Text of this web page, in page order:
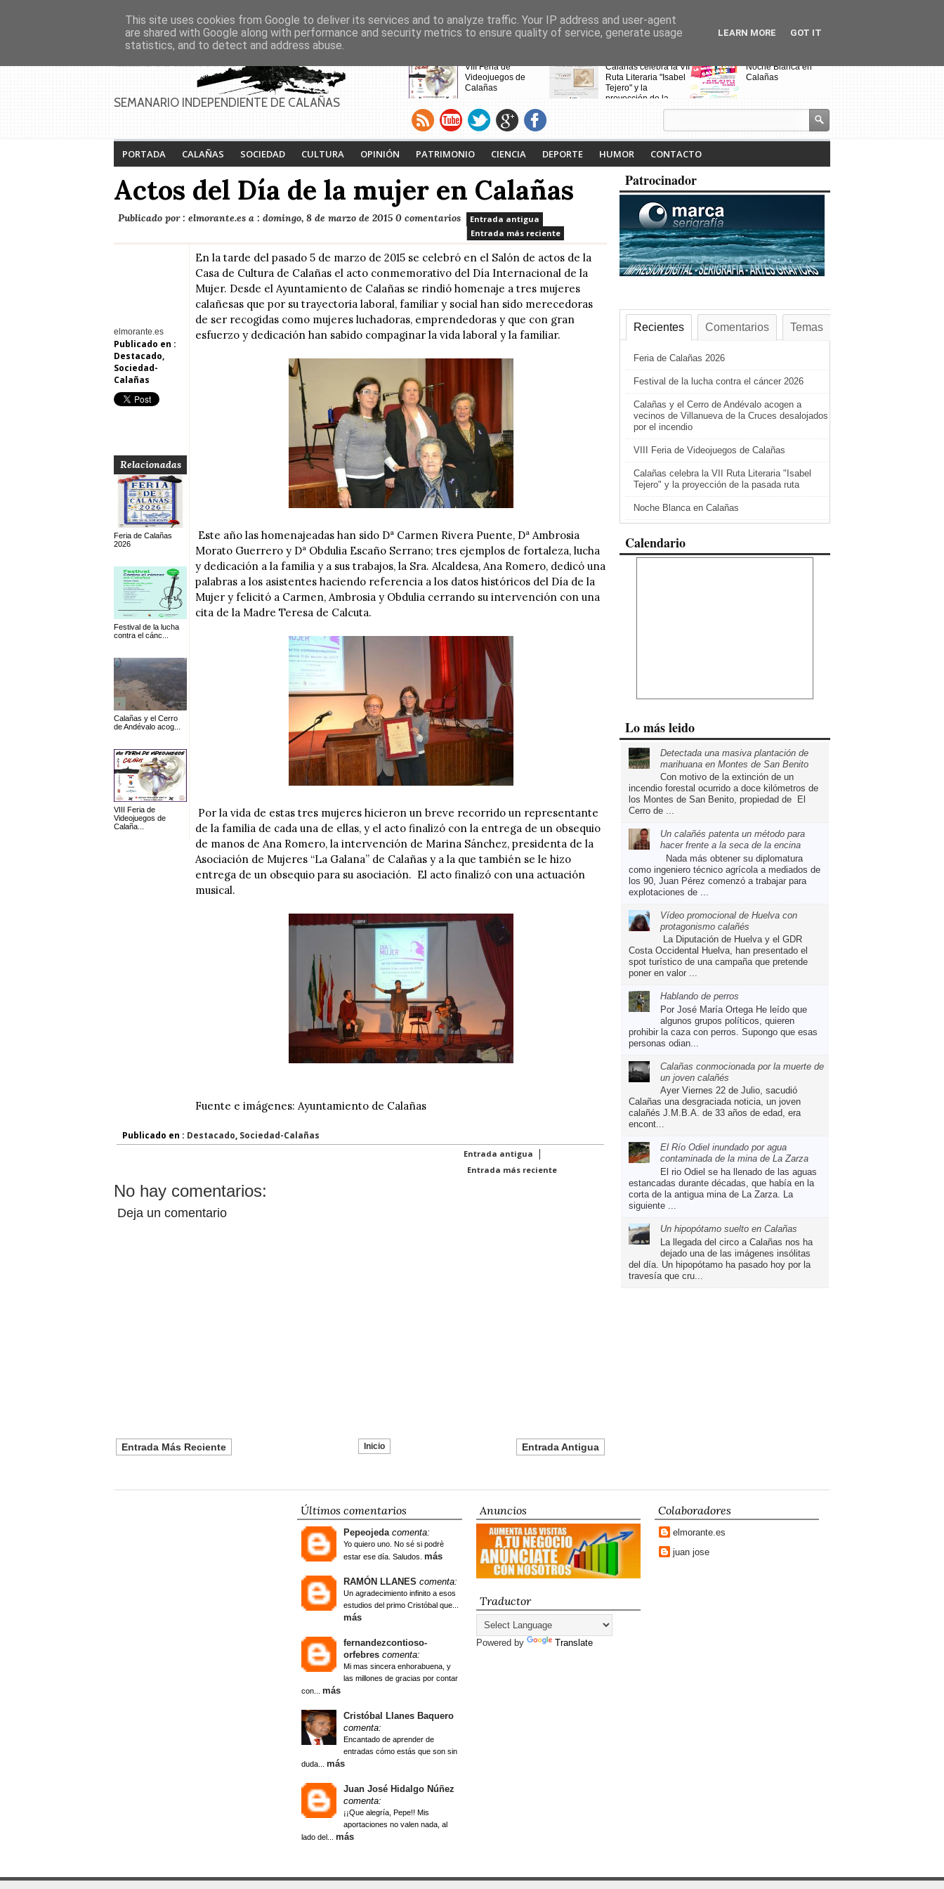
PAGINAS Inicio Contacto Anúnciate
SEMANARIO INDEPENDIENTE DE CALAÑAS
Feria de Calañas
Festival de la lucha
contra el cáncer 2026
Calañas y el Cerro de
Andévalo acogen a
vecinos de Villanueva
de la Cruces
desalojados por el
VIII Feria de
Videojuegos de
Calañas
Calañas celebra la VII
Ruta Literaria "Isabel
Tejero" y la
proyección de la
Noche Blanca en
Calañas
Fin de curso
PORTADA CALAÑAS SOCIEDAD CULTURA OPINIÓN PATRIMONIO CIENCIA DEPORTE HUMOR CONTACTO
Actos del Día de la mujer en Calañas
Publicado por : elmorante.es a : domingo, 8 de marzo de 2015 0 comentarios
Entrada antigua
Entrada más reciente
elmorante.es
Publicado en :
Destacado,
Sociedad-
Calañas
Relacionadas
Feria de Calañas
2026
Festival de la lucha
contra el cánc...
Calañas y el Cerro
de Andévalo acog...
VIII Feria de
Videojuegos de
Calaña...
En la tarde del pasado 5 de marzo de 2015 se celebró en el Salón de actos de la
Casa de Cultura de Calañas el acto conmemorativo del Día Internacional de la
Mujer. Desde el Ayuntamiento de Calañas se rindió homenaje a tres mujeres
calañesas que por su trayectoria laboral, familiar y social han sido merecedoras
de ser recogidas como mujeres luchadoras, emprendedoras y que con gran
esfuerzo y dedicación han sabido compaginar la vida laboral y la familiar.
Este año las homenajeadas han sido Dª Carmen Rivera Puente, Dª Ambrosia
Morato Guerrero y Dª Obdulia Escaño Serrano; tres ejemplos de fortaleza, lucha
y dedicación a la familia y a sus trabajos, la Sra. Alcaldesa, Ana Romero, dedicó una
palabras a los asistentes haciendo referencia a los datos históricos del Día de la
Mujer y felicitó a Carmen, Ambrosia y Obdulia cerrando su intervención con una
cita de la Madre Teresa de Calcuta.
Por la vida de estas tres mujeres hicieron un breve recorrido un representante
de la familia de cada una de ellas, y el acto finalizó con la entrega de un obsequio
de manos de Ana Romero, la intervención de Marina Sánchez, presidenta de la
Asociación de Mujeres “La Galana” de Calañas y a la que también se le hizo
entrega de un obsequio para su asociación. El acto finalizó con una actuación
musical.
Fuente e imágenes: Ayuntamiento de Calañas
Publicado en : Destacado, Sociedad-Calañas
Entrada antigua |
Entrada más reciente
No hay comentarios:
Deja un comentario
Entrada Más Reciente Entrada Antigua
Inicio
Patrocinador
Recientes Comentarios Temas
Feria de Calañas 2026
Festival de la lucha contra el cáncer 2026
Calañas y el Cerro de Andévalo acogen a
vecinos de Villanueva de la Cruces desalojados
por el incendio
VIII Feria de Videojuegos de Calañas
Calañas celebra la VII Ruta Literaria "Isabel
Tejero" y la proyección de la pasada ruta
Noche Blanca en Calañas
Calendario
Lo más leido
Detectada una masiva plantación de
marihuana en Montes de San Benito
Con motivo de la extinción de un
incendio forestal ocurrido a doce kilómetros de
los Montes de San Benito, propiedad de El
Cerro de ...
Un calañés patenta un método para
hacer frente a la seca de la encina
Nada más obtener su diplomatura
como ingeniero técnico agrícola a mediados de
los 90, Juan Pérez comenzó a trabajar para
explotaciones de ...
Vídeo promocional de Huelva con
protagonismo calañés
La Diputación de Huelva y el GDR
Costa Occidental Huelva, han presentado el
spot turístico de una campaña que pretende
poner en valor ...
Hablando de perros
Por José María Ortega He leído que
algunos grupos políticos, quieren
prohibir la caza con perros. Supongo que esas
personas odian...
Calañas conmocionada por la muerte de
un joven calañés
Ayer Viernes 22 de Julio, sacudió
Calañas una desgraciada noticia, un joven
calañés J.M.B.A. de 33 años de edad, era
encont...
El Río Odiel inundado por agua
contaminada de la mina de La Zarza
El rio Odiel se ha llenado de las aguas
estancadas durante décadas, que había en la
corta de la antigua mina de La Zarza. La
siguiente ...
Un hipopótamo suelto en Calañas
La llegada del circo a Calañas nos ha
dejado una de las imágenes insólitas
del día. Un hipopótamo ha pasado hoy por la
travesía que cru...
Últimos comentarios
Pepeojeda comenta:
Yo quiero uno. No sé si podrè
estar ese día. Saludos. más
RAMÓN LLANES comenta:
Un agradecimiento infinito a esos
estudios del primo Cristóbal que...
más
fernandezcontioso-
orfebres comenta:
Mi mas sincera enhorabuena, y
las millones de gracias por contar
con... más
Cristóbal Llanes Baquero
comenta:
Encantado de aprender de
entradas cómo estás que son sin
duda... más
Juan José Hidalgo Núñez
comenta:
¡¡Que alegría, Pepe!! Mis
aportaciones no valen nada, al
lado del... más
Anuncios
Traductor
Powered by Translate
Colaboradores
elmorante.es
juan jose
This site uses cookies from Google to deliver its services and to analyze traffic. Your IP address and user-agent
are shared with Google along with performance and security metrics to ensure quality of service, generate usage
statistics, and to detect and address abuse.
LEARN MORE GOT IT